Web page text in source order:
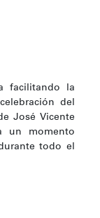
facilitando la
del
José Vicente
un momento
todo el